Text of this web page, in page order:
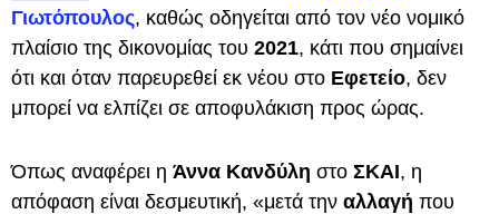
Γιωτόπουλος, καθώς οδηγείται από τον νέο νομικό
πλαίσιο της δικονομίας του 2021, κάτι που σημαίνει
ότι και όταν παρευρεθεί εκ νέου στο Εφετείο, δεν
μπορεί να ελπίζει σε αποφυλάκιση προς ώρας.
Όπως αναφέρει η Άννα Κανδύλη στο ΣΚΑΙ, η
απόφαση είναι δεσμευτική, «μετά την αλλαγή που